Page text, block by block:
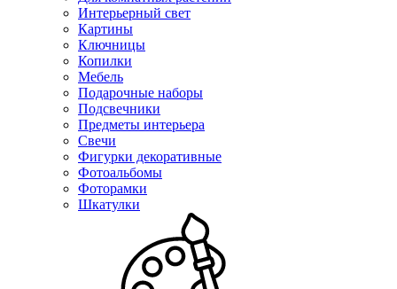
Интерьерный свет
Картины
Ключницы
Копилки
Мебель
Подарочные наборы
Подсвечники
Предметы интерьера
Свечи
Фигурки декоративные
Фотоальбомы
Фоторамки
Шкатулки